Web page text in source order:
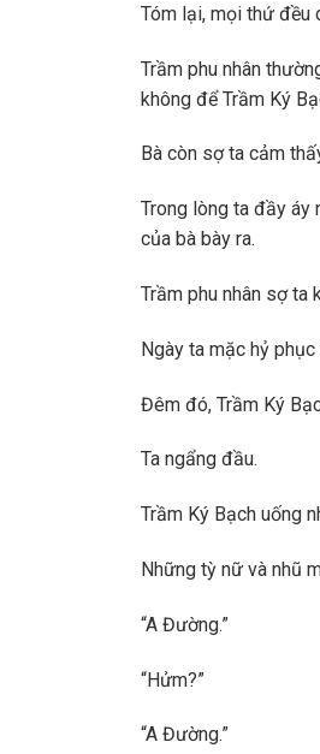
Tóm lại, mọi thứ đều
Trầm phu nhân
không để Trầm Ký
Bà còn sợ ta cảm
Trong lòng ta đầy áy
của bà bày ra.
Trầm phu nhân sợ ta
Ngày ta mặc hỷ
Đêm đó, Trầm Ký
Ta ngẩng đầu.
Trầm Ký Bạch uống
Những tỳ nữ và nhũ
“A Đường.”
“Hửm?”
“A Đường.”